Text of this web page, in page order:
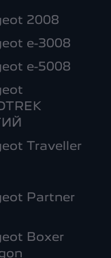
2008
e-3008
e-5008
Traveller
Partner
Boxer